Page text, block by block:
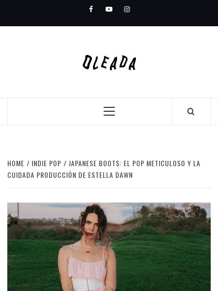
content
FacebookYoutubeInstagram
Primary
HOME INDIE POP
JAPANESE BOOTS: EL POP METICULOSO Y LA
CUIDADA PRODUCCIÓN DE ESTELLA DAWN